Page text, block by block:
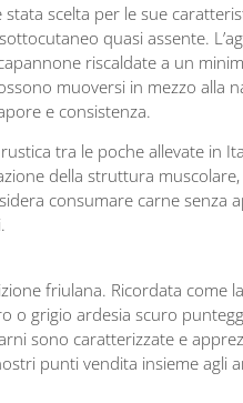
scelta per le sue
quasi assente.
riscaldate a un
muoversi in mezzo alla
e consistenza.
tra le poche allevate in
della struttura
consumare carne senza
friulana. Ricordata come
o grigio ardesia scuro
sono caratterizzate e
punti vendita insieme agli